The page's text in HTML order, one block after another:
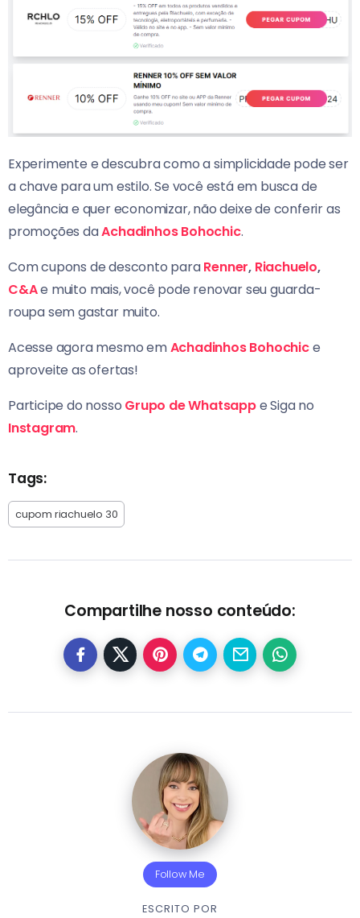
Experimente e descubra como a simplicidade pode ser
a chave para um estilo. Se você está em busca de
elegância e quer economizar, não deixe de conferir as
promoções daAchadinhos Bohochic.
Com cupons de desconto paraRenner, Riachuelo,
C&Ae muito mais, você pode renovar seu guarda-
roupa sem gastar muito.
Acesse agora mesmo emAchadinhos Bohochice
aproveite as ofertas!
Participe do nosso Grupo de Whatsappe Siga no
Instagram.
Tags:
cupom riachuelo 30
Compartilhe nosso conteúdo:
Follow Me
ESCRITO POR